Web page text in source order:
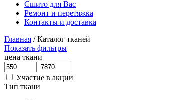
Сшито для Вас
Ремонт и перетяжка
Контакты и доставка
Главная / Каталог тканей
Показать фильтры
цена ткани
Участие в акции
Тип ткани